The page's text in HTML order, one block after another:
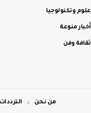
علوم وتكنولوجيا
أخبار منوعة
ثقافة وفن
من نحن الترددات